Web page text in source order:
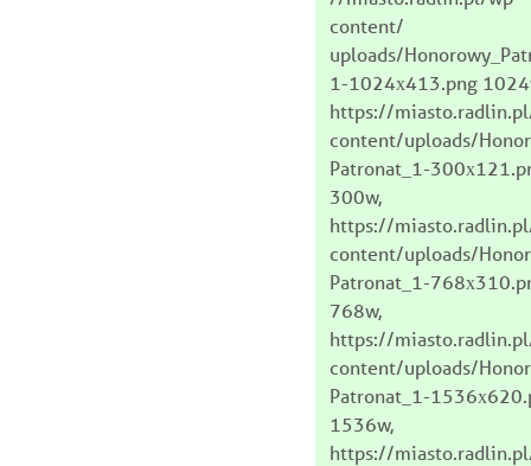
content/
uploads/
1-1024x413.png
https://
content/uploads/
Patronat_1-
300w,
https://
content/uploads/
Patronat_1-
768w,
https://
content/uploads/
Patronat_1-
1536w,
https://